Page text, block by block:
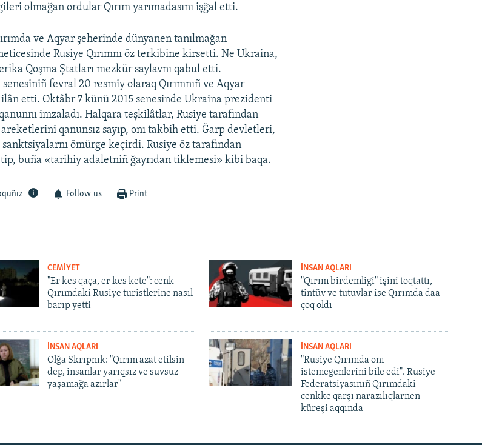
olmağan ordular Qırım yarımadasını işğal etti.
ve Aqyar şeherinde dünyanen tanılmağan
Rusiye Qırımnı öz terkibine kirsetti. Ne Ukraina,
Qoşma Ştatları mezkür saylavnı qabul etti.
senesiniñ fevral 20 resmiy olaraq Qırımnıñ ve Aqyar
etti. Oktâbr 7 künü 2015 senesinde Ukraina prezidenti
imzaladı. Halqara teşkilâtlar, Rusiye tarafından
areketlerini qanunsız sayıp, onı takbih etti. Ğarp devletleri,
ömürge keçirdi. Rusiye öz tarafından
buña «tarihiy adaletniñ ğayrıdan tiklemesi» kibi baqa.
Follow us Print
CEMİYET
"Er kes qaça, er kes kete": cenk
Qırımdaki Rusiye turistlerine nasıl
barıp yetti
İNSAN AQLARI
"Qırım birdemligi" işini toqtattı,
tintüv ve tutuvlar ise Qırımda daa
çoq oldı
İNSAN AQLARI
Olğa Skrıpnık: "Qırım azat etilsin
dep, insanlar yarıqsız ve suvsuz
yaşamağa azırlar"
İNSAN AQLARI
"Rusiye Qırımda onı
istemegenlerini bile edi". Rusiye
Federatsiyasınıñ Qırımdaki
cenkke qarşı narazılıqlarnen
küreşi aqqında